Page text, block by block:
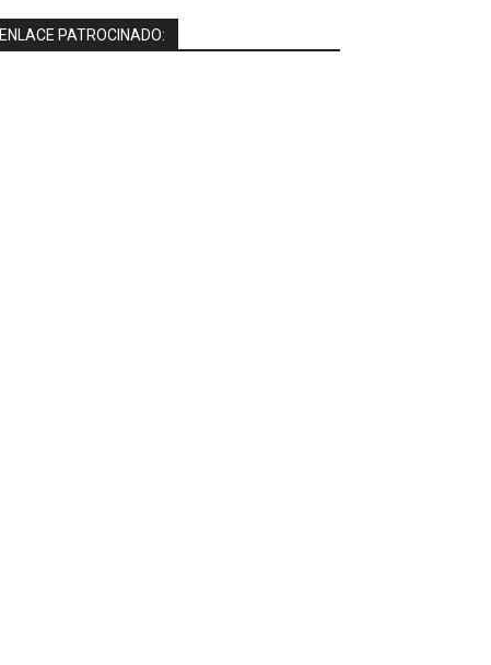
ENLACE PATROCINADO: